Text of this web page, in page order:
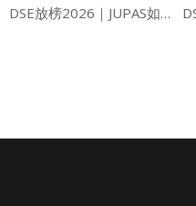
DSE放榜2026｜JUPAS如何改選？專家教Band A、Band B這樣填 附例子教學